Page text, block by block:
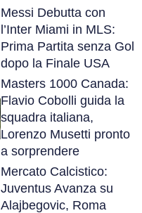
Messi Debutta con
l’Inter Miami in MLS:
Prima Partita senza Gol
dopo la Finale USA
Masters 1000 Canada:
Flavio Cobolli guida la
squadra italiana,
Lorenzo Musetti pronto
a sorprendere
Mercato Calcistico:
Juventus Avanza su
Alajbegovic, Roma